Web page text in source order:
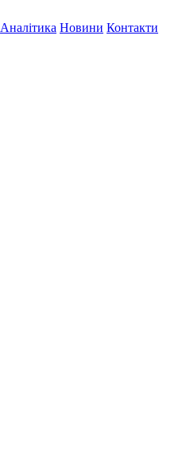
Аналітика Новини Контакти